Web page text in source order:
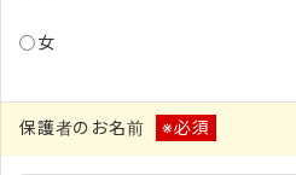
女
保護者のお名前 ※必須